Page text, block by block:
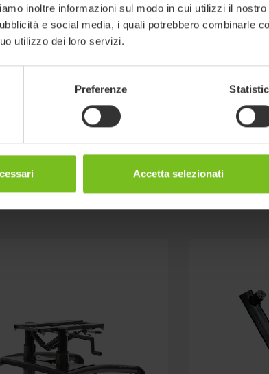
inoltre informazioni sul modo in cui utilizzi il
e social media, i quali potrebbero combinarle
utilizzo dei loro servizi.
Preferenze
Accetta selezionati
verificare la coerenza con la versione